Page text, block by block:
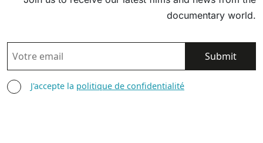
documentary world.
EMAIL
AGREE TERMS
J'accepte la politique de confidentialité